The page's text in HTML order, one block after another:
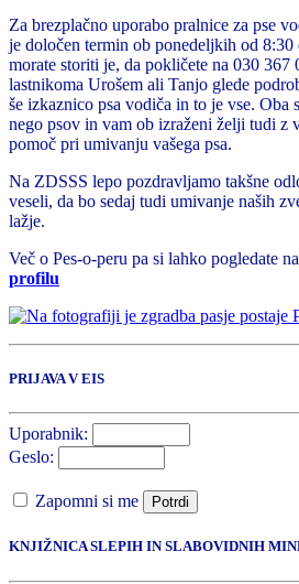
Za brezplačno uporabo pralnice za pse
je določen termin ob ponedeljkih od
morate storiti je, da pokličete na 030 367
lastnikoma Urošem ali Tanjo glede
še izkaznico psa vodiča in to je vse. Oba
nego psov in vam ob izraženi želji tudi z
pomoč pri umivanju vašega psa.
Na ZDSSS lepo pozdravljamo takšne
veseli, da bo sedaj tudi umivanje naših
lažje.
Več o Pes-o-peru pa si lahko pogledate
profilu
PRIJAVA V EIS
Uporabnik:
Geslo:
Zapomni si me Potrdi
KNJIŽNICA SLEPIH IN SLABOVIDNIH